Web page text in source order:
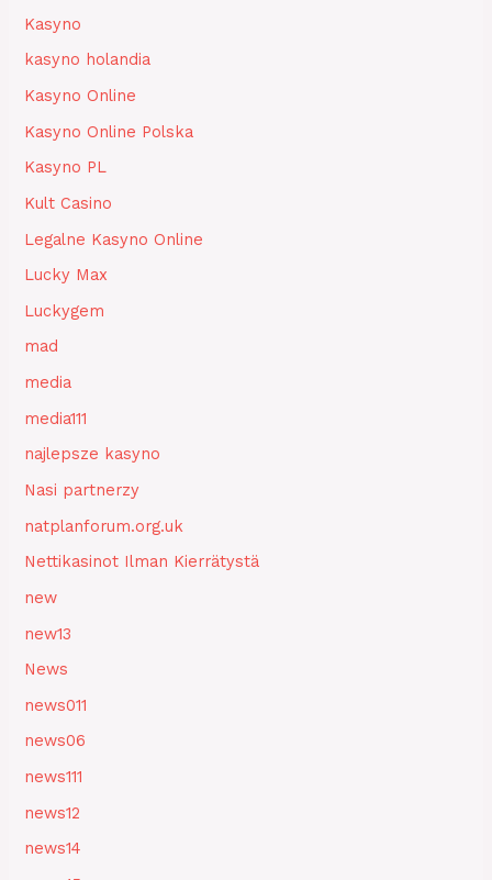
Kasyno
kasyno holandia
Kasyno Online
Kasyno Online Polska
Kasyno PL
Kult Casino
Legalne Kasyno Online
Lucky Max
Luckygem
mad
media
media111
najlepsze kasyno
Nasi partnerzy
natplanforum.org.uk
Nettikasinot Ilman Kierrätystä
new
new13
News
news011
news06
news111
news12
news14